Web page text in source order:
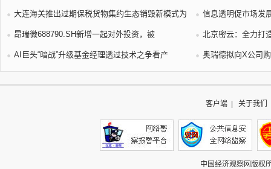
大连海关推出过期保税货物集约生态销毁新模式为 信息透明促市场发
昂瑞微688790.SH新增一起对外投资，被 北京密云：全力打
AI巨头“暗战”升级基金经理透过技术之争看产 奥瑞德拟向X公司
客户端 | 关于我们
中国经济观察网版权